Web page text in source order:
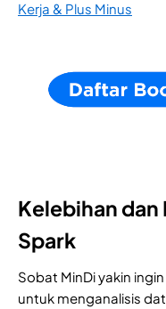
Kerja & Plus Minus
Kelebihan
Spark
Sobat MinDi yakin
untuk menganalisis